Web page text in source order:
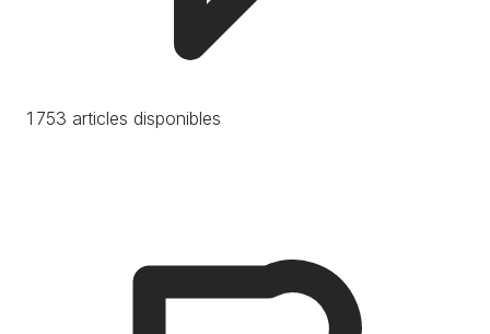
1 753 articles disponibles